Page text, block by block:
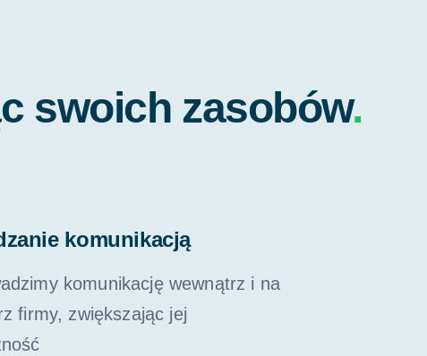
swoich zasobów.
komunikacją
komunikację wewnątrz i na
firmy, zwiększając jej